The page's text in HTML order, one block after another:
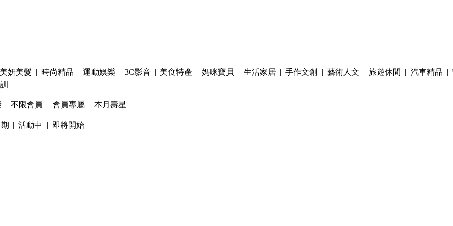
美妍美髮 | 時尚精品 |運動娛樂 | 3C影音| 美食特產 | 媽咪寶貝 | 生活家居|手作文創 | 藝術人文 |旅遊休閒 | 汽車精品 |
|不限會員 | 會員專屬|本月壽星
|活動中 | 即將開始